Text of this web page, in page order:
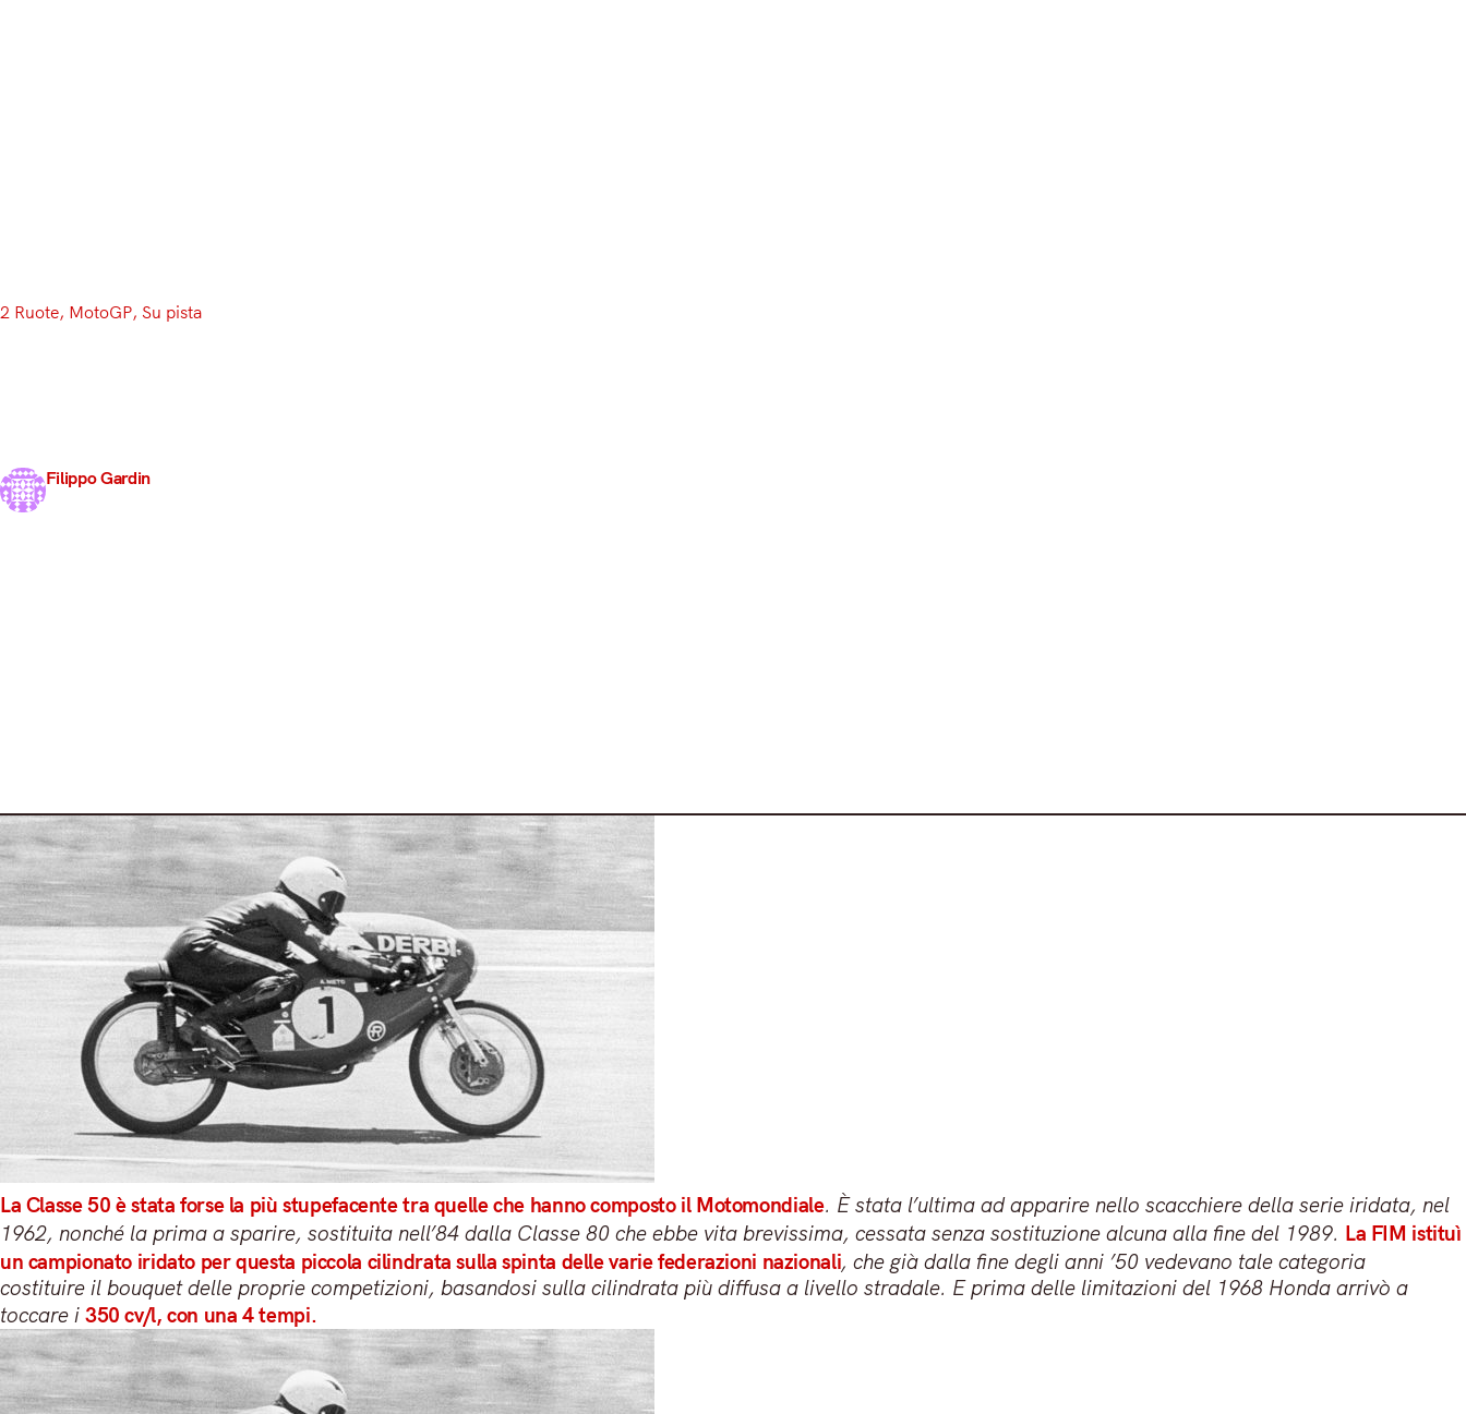
2 Ruote, MotoGP, Su pista
Filippo Gardin
10 Agosto 2017
La Classe 50 è stata forse la più stupefacente tra quelle che hanno composto il Motomondiale. È stata l’ultima ad apparire nello scacchiere della serie iridata, nel
1962, nonché la prima a sparire, sostituita nell’84 dalla Classe 80 che ebbe vita brevissima, cessata senza sostituzione alcuna alla fine del 1989. La FIM istituì
un campionato iridato per questa piccola cilindrata sulla spinta delle varie federazioni nazionali, che già dalla fine degli anni ’50 vedevano tale categoria
costituire il bouquet delle proprie competizioni, basandosi sulla cilindrata più diffusa a livello stradale. E prima delle limitazioni del 1968 Honda arrivò a
toccare i 350 cv/l, con una 4 tempi.